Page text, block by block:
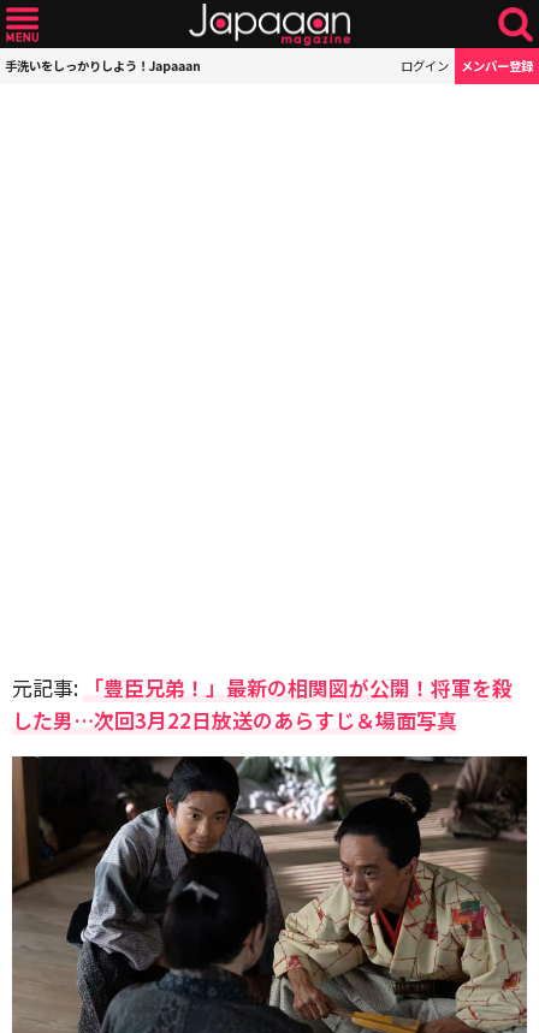
手洗いをしっかりしよう！Japaaan ログイン メンバー登録
元記事: 「豊臣兄弟！」最新の相関図が公開！将軍を殺
した男…次回3月22日放送のあらすじ＆場面写真